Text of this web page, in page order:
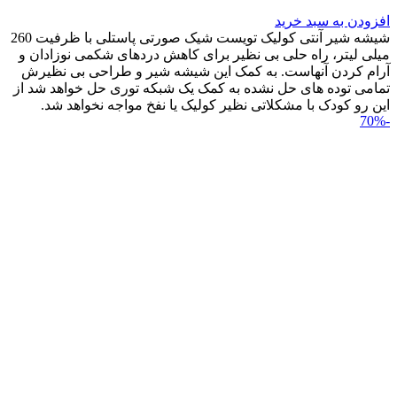
افزودن به سبد خرید
شیشه شیر آنتی کولیک تویست شیک صورتی پاستلی با ظرفیت 260
میلی لیتر، راه حلی بی نظیر برای کاهش دردهای شکمی نوزادان و
آرام کردن آنهاست. به کمک این شیشه شیر و طراحی بی نظیرش
تمامی توده های حل نشده به کمک یک شبکه توری حل خواهد شد از
این رو کودک با مشکلاتی نظیر کولیک یا نفخ مواجه نخواهد شد.
-70%